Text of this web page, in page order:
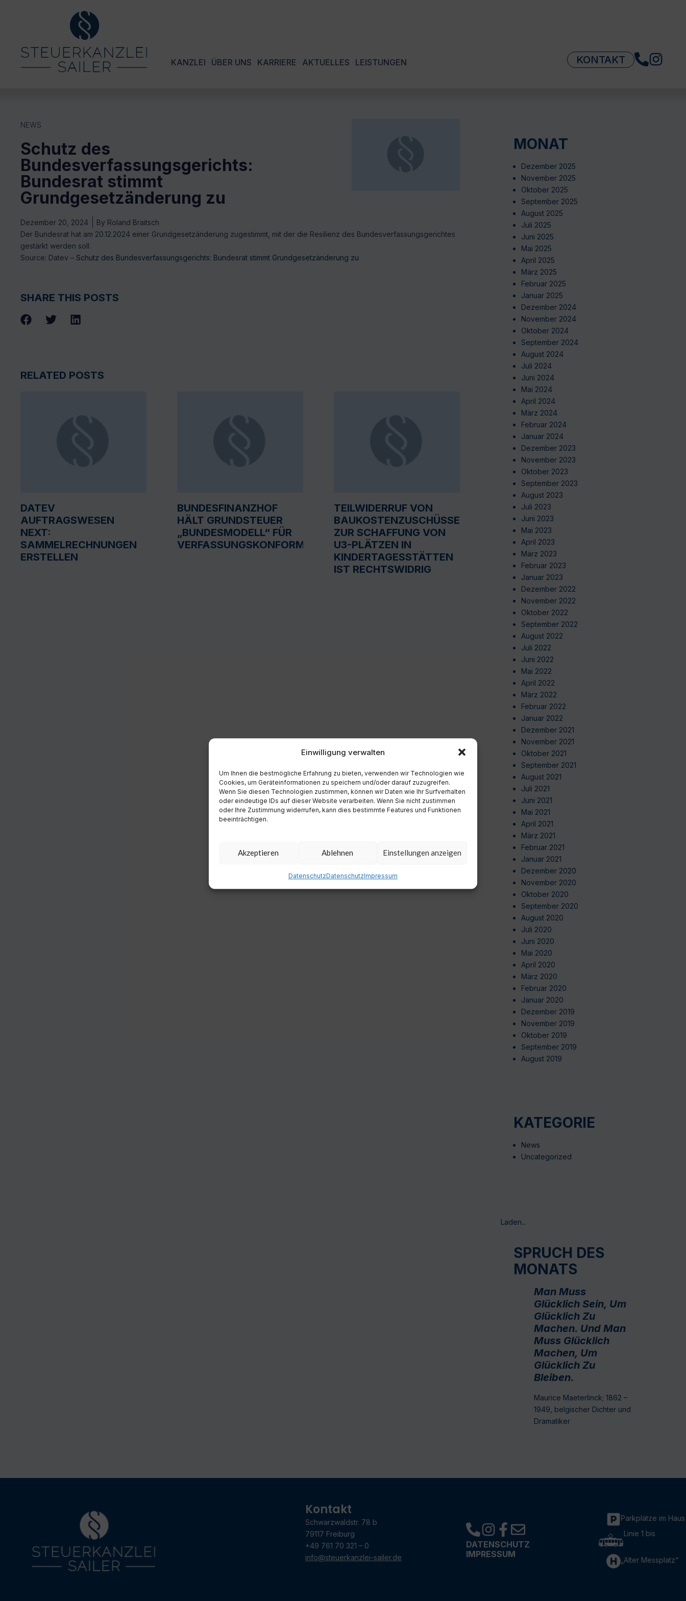
Einwilligung verwalten
Um Ihnen die bestmögliche Erfahrung zu bieten, verwenden wir Technologien wie
Cookies, um Geräteinformationen zu speichern und/oder darauf zuzugreifen.
Wenn Sie diesen Technologien zustimmen, können wir Daten wie Ihr Surfverhalten
oder eindeutige IDs auf dieser Website verarbeiten. Wenn Sie nicht zustimmen
oder Ihre Zustimmung widerrufen, kann dies bestimmte Features und Funktionen
beeinträchtigen.
Akzeptieren Ablehnen Einstellungen anzeigen
DatenschutzDatenschutzImpressum
KANZLEI ÜBER UNS KARRIERE AKTUELLES LEISTUNGEN KONTAKT
NEWS
Schutz des
Bundesverfassungsgerichts:
Bundesrat stimmt
Grundgesetzänderung zu
Dezember 20, 2024 By Roland Braitsch
Der Bundesrat hat am 20.12.2024 einer Grundgesetzänderung zugestimmt, mit der die Resilienz des Bundesverfassungsgerichtes
gestärkt werden soll.
Source: Datev – Schutz des Bundesverfassungsgerichts: Bundesrat stimmt Grundgesetzänderung zu
SHARE THIS POSTS
RELATED POSTS
DATEV
AUFTRAGSWESEN
NEXT:
SAMMELRECHNUNGEN
ERSTELLEN
BUNDESFINANZHOF
HÄLT GRUNDSTEUER
„BUNDESMODELL“ FÜR
VERFASSUNGSKONFORM
TEILWIDERRUF VON
BAUKOSTENZUSCHÜSSEN
ZUR SCHAFFUNG VON
U3-PLÄTZEN IN
KINDERTAGESSTÄTTEN
IST RECHTSWIDRIG
MONAT
Dezember 2025
November 2025
Oktober 2025
September 2025
August 2025
Juli 2025
Juni 2025
Mai 2025
April 2025
März 2025
Februar 2025
Januar 2025
Dezember 2024
November 2024
Oktober 2024
September 2024
August 2024
Juli 2024
Juni 2024
Mai 2024
April 2024
März 2024
Februar 2024
Januar 2024
Dezember 2023
November 2023
Oktober 2023
September 2023
August 2023
Juli 2023
Juni 2023
Mai 2023
April 2023
März 2023
Februar 2023
Januar 2023
Dezember 2022
November 2022
Oktober 2022
September 2022
August 2022
Juli 2022
Juni 2022
Mai 2022
April 2022
März 2022
Februar 2022
Januar 2022
Dezember 2021
November 2021
Oktober 2021
September 2021
August 2021
Juli 2021
Juni 2021
Mai 2021
April 2021
März 2021
Februar 2021
Januar 2021
Dezember 2020
November 2020
Oktober 2020
September 2020
August 2020
Juli 2020
Juni 2020
Mai 2020
April 2020
März 2020
Februar 2020
Januar 2020
Dezember 2019
November 2019
Oktober 2019
September 2019
August 2019
KATEGORIE
News
Uncategorized
Laden...
SPRUCH DES
MONATS
Man Muss
Glücklich Sein, Um
Glücklich Zu
Machen. Und Man
Muss Glücklich
Machen, Um
Glücklich Zu
Bleiben.
Maurice Maeterlinck; 1862 –
1949, belgischer Dichter und
Dramatiker
Kontakt
Schwarzwaldstr. 78 b
79117 Freiburg
+49 761 70 321 – 0
info@steuerkanzlei-sailer.de
DATENSCHUTZ
IMPRESSUM
Parkplätze im Haus
Linie 1 bis
„Alter Messplatz“